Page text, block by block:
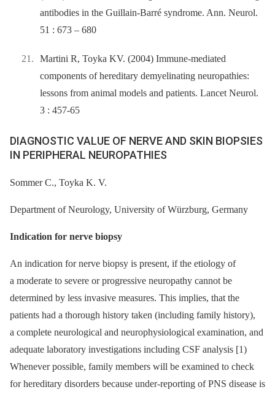
antibodies in the Guillain-Barré syndrome. Ann. Neurol.
51 : 673 –⁠ 680
Martini R, Toyka KV. (2004) Immune-mediated
components of hereditary demyelinating neuropathies:
lessons from animal models and patients. Lancet Neurol.
3 : 457-65
DIAGNOSTIC VALUE OF NERVE AND SKIN BIOPSIES
IN PERIPHERAL NEUROPATHIES
Sommer C., Toyka K. V.
Department of Neurology, University of Würzburg, Germany
Indication for nerve biopsy
An indication for nerve biopsy is present, if the etiology of
a moderate to severe or progressive neuropathy cannot be
determined by less invasive measures. This implies, that the
patients had a thorough history taken (including family history),
a complete neurological and neurophysiological examination, and
adequate laboratory investigations including CSF analysis [1)
Whenever possible, family members will be examined to check
for hereditary disorders because under-reporting of PNS disease is